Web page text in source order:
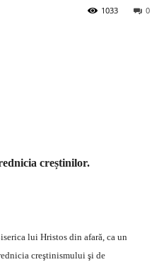
0
1033
creștinilor.
lui Hristos din afară, ca un
creştinismului şi de